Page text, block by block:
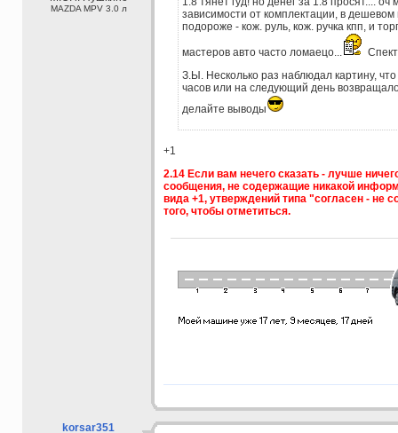
MAZDA MPV 3.0 л
зависимости от комплектации, в
подороже - кож. руль, кож. ручка кпп, и
мастеров авто часто ломаецо...
З.Ы. Несколько раз наблюдал картину,
часов или на следующий день
делайте выводы
+1
2.14 Если вам нечего сказать - лучше
сообщения, не содержащие никакой
вида +1, утверждений типа "согласен - не
того, чтобы отметиться.
korsar351